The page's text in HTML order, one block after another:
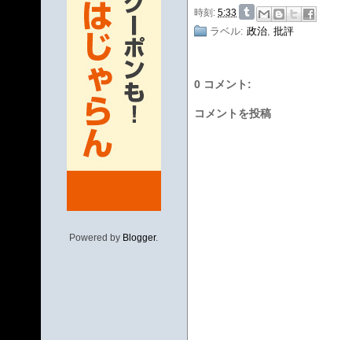
Powered by Blogger.
時刻: 5:33
ラベル: 政治 批評
0 コメント:
コメントを投稿